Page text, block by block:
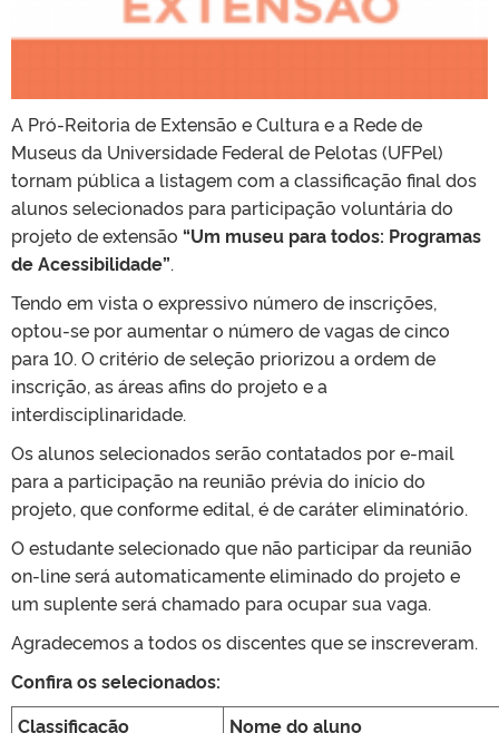
A Pró-Reitoria de Extensão e Cultura e a Rede de
Museus da Universidade Federal de Pelotas (UFPel)
tornam pública a listagem com a classificação final dos
alunos selecionados para participação voluntária do
projeto de extensão “Um museu para todos: Programas
de Acessibilidade”.
Tendo em vista o expressivo número de inscrições,
optou-se por aumentar o número de vagas de cinco
para 10. O critério de seleção priorizou a ordem de
inscrição, as áreas afins do projeto e a
interdisciplinaridade.
Os alunos selecionados serão contatados por e-mail
para a participação na reunião prévia do início do
projeto, que conforme edital, é de caráter eliminatório.
O estudante selecionado que não participar da reunião
on-line será automaticamente eliminado do projeto e
um suplente será chamado para ocupar sua vaga.
Agradecemos a todos os discentes que se inscreveram.
Confira os selecionados:
Classificação
Nome do aluno